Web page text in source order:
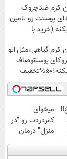
کرم ضدچروک
پوستت رو تامین
(خرید با
کرم گیاهی،مثل اتو
پوستتوصاف
میخوای
کمردردت رو "در
منزل" درمان
کنی؟ (◂فیلم +
◂پرسش‌نامه)